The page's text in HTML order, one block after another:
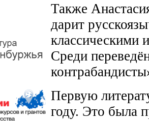
Также
дарит
классическими
Среди
Первую
году. Это была